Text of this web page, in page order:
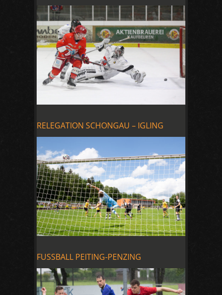
RELEGATION SCHONGAU – IGLING
FUSSBALL PEITING-PENZING